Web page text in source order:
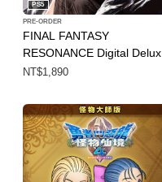
FINAL FANTASY
RESONANCE Digital Deluxe
Edition (中韓文版)
PS5
PRE-ORDER
NT$1,890